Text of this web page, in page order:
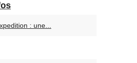
: une...